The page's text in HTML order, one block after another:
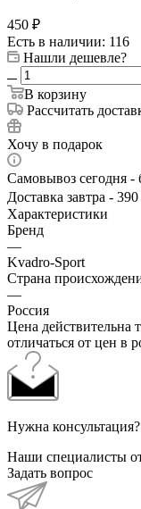
450 ₽
Есть в наличии: 116
Нашли дешевле?
В корзину
Рассчитать
Хочу в подарок
Самовывоз сегодня -
Доставка завтра -
Характеристики
Бренд
—
Kvadro-Sport
Страна
—
Россия
Цена действительна
отличаться от цен в
Нужна консультация?
Наши специалисты
Задать вопрос